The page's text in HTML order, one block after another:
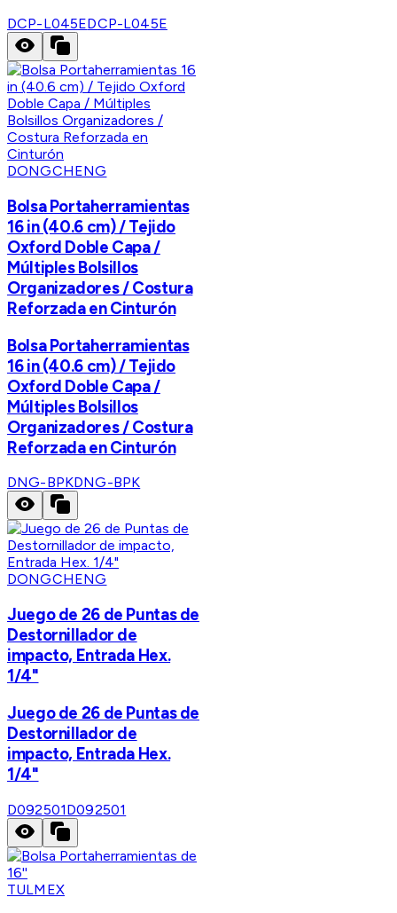
DCP-L045EDCP-L045E
DONGCHENG
Bolsa Portaherramientas
16 in (40.6 cm) / Tejido
Oxford Doble Capa /
Múltiples Bolsillos
Organizadores / Costura
Reforzada en Cinturón
Bolsa Portaherramientas
16 in (40.6 cm) / Tejido
Oxford Doble Capa /
Múltiples Bolsillos
Organizadores / Costura
Reforzada en Cinturón
DNG-BPKDNG-BPK
DONGCHENG
Juego de 26 de Puntas de
Destornillador de
impacto, Entrada Hex.
1/4"
Juego de 26 de Puntas de
Destornillador de
impacto, Entrada Hex.
1/4"
D092501D092501
TULMEX